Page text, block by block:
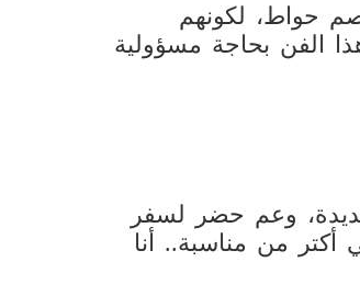
حواط، لكونهم
الفن بحاجة مسؤولية
وعم حضر لسفر
من مناسبة.. أنا